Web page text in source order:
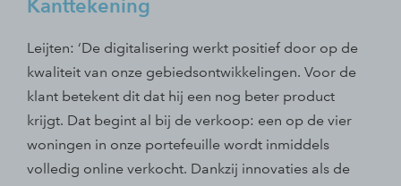
Kanttekening
Leijten: ‘De digitalisering werkt positief door op de
kwaliteit van onze gebiedsontwikkelingen. Voor de
klant betekent dit dat hij een nog beter product
krijgt. Dat begint al bij de verkoop: een op de vier
woningen in onze portefeuille wordt inmiddels
volledig online verkocht. Dankzij innovaties als de